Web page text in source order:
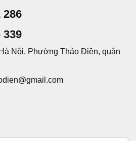
286
339
Nội, Phường Thảo Điền, quận